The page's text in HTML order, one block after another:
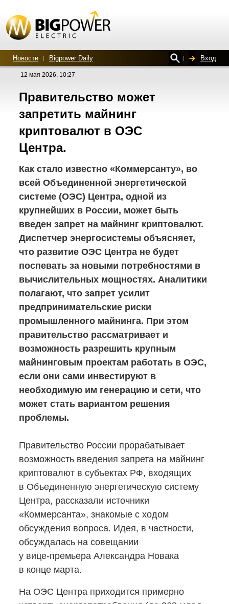
Новости Bigpower Daily Вход
12 мая 2026, 10:27
Правительство может
запретить майнинг
криптовалют в ОЭС
Центра.
Как стало известно «Коммерсанту», во
всей Объединенной энергетической
системе (ОЭС) Центра, одной из
крупнейших в России, может быть
введен запрет на майнинг криптовалют.
Диспетчер энергосистемы объясняет,
что развитие ОЭС Центра не будет
поспевать за новыми потребностями в
вычислительных мощностях. Аналитики
полагают, что запрет усилит
предпринимательские риски
промышленного майнинга. При этом
правительство рассматривает и
возможность разрешить крупным
майнинговым проектам работать в ОЭС,
если они сами инвестируют в
необходимую им генерацию и сети, что
может стать вариантом решения
проблемы.
Правительство России прорабатывает
возможность введения запрета на майнинг
криптовалют в субъектах РФ, входящих
в Объединенную энергетическую систему
Центра, рассказали источники
«Коммерсанта», знакомые с ходом
обсуждения вопроса. Идея, в частности,
обсуждалась на совещании
у вице-премьера Александра Новака
в конце марта.
На ОЭС Центра приходится примерно